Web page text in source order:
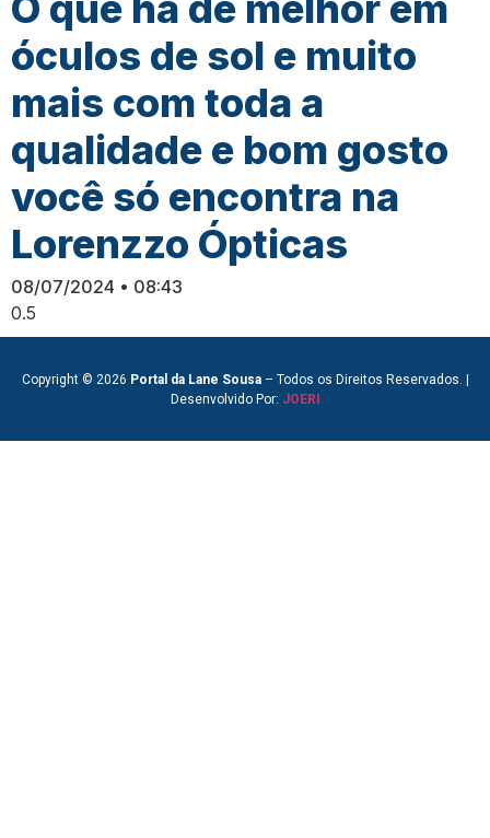
óculos de sol e muito
mais com toda a
qualidade e bom gosto
você só encontra na
Lorenzzo Ópticas
08/07/2024 08:43
Copyright © 2026 Portal da Lane Sousa– Todos os Direitos Reservados. |
Desenvolvido Por: JOERI